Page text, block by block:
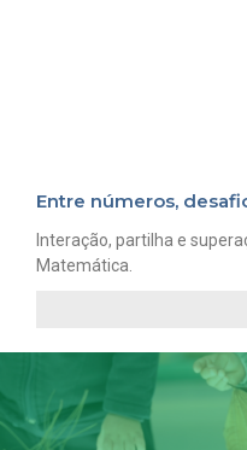
Entre números,
Interação, partilha e
Matemática.